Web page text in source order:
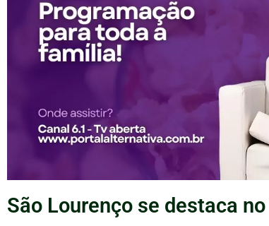
São Lourenço se destaca